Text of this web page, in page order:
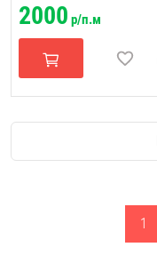
2000 р/п.м
1